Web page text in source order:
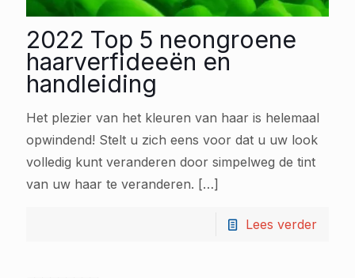
2022 Top 5 neongroene
haarverfideeën en
handleiding
Het plezier van het kleuren van haar is helemaal
opwindend! Stelt u zich eens voor dat u uw look
volledig kunt veranderen door simpelweg de tint
van uw haar te veranderen. […]
Lees verder